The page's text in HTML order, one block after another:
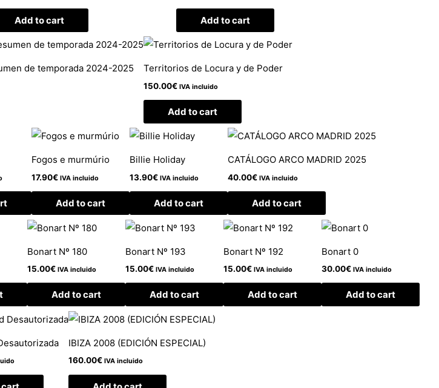
Add to cart Add to cart
de temporada 2024-2025 Territorios de Locura y de Poder
150.00€ IVA incluido
Add to cart
Fogos e murmúrio
17.90€ IVA incluido
Add to cart
Billie Holiday
13.90€ IVA incluido
Add to cart
CATÁLOGO ARCO MADRID 2025
40.00€ IVA incluido
Add to cart
Bonart Nº 180
15.00€ IVA incluido
Add to cart
Bonart Nº 193
15.00€ IVA incluido
Add to cart
Bonart Nº 192
15.00€ IVA incluido
Add to cart
Bonart 0
30.00€ IVA incluido
Add to cart
IBIZA 2008 (EDICIÓN ESPECIAL)
160.00€ IVA incluido